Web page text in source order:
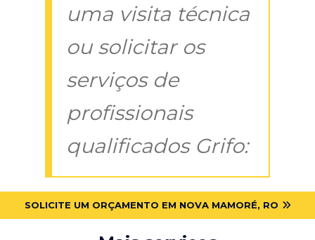
uma visita técnica
ou solicitar os
serviços de
profissionais
qualificados Grifo:
SOLICITE UM ORÇAMENTO EM NOVA MAMORÉ, RO